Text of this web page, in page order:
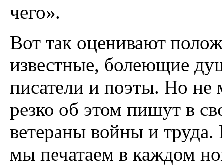
чего».
Вот так оценивают
известные, болеющие
писатели и поэты. Но не
резко об этом пишут в
ветераны войны и
мы печатаем в каждом